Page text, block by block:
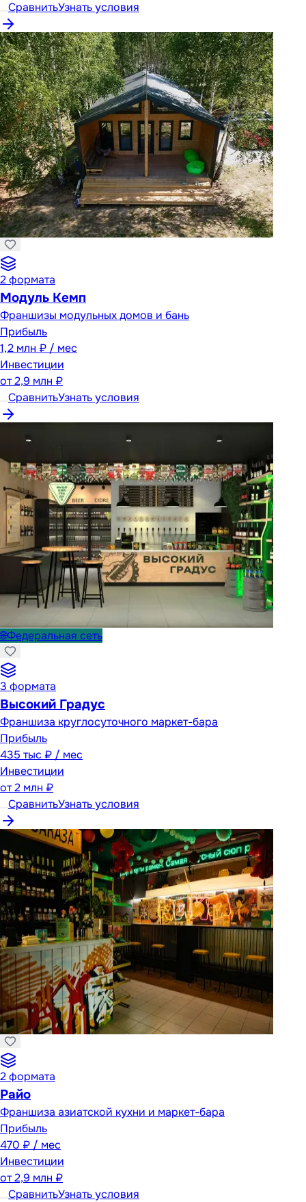
СравнитьУзнать условия
2формата
Модуль Кемп
Франшизы модульных домов и бань
Прибыль
1,2 млн ₽ / мес
Инвестиции
от2,9 млн ₽
СравнитьУзнать условия
🌐Федеральная сеть
3 формата
Высокий Градус
Франшиза круглосуточного маркет-бара
Прибыль
435 тыс ₽ / мес
Инвестиции
от2 млн ₽
СравнитьУзнать условия
2формата
Райо
Франшиза азиатской кухни и маркет-бара
Прибыль
470 ₽ / мес
Инвестиции
от2,9 млн ₽
СравнитьУзнать условия